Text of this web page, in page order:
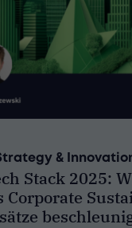
&
Stack 2025:
Corporate